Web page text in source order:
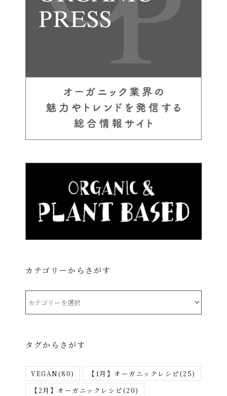
カテゴリーからさがす
ー
ら
タグからさがす
VEGAN(80) 【1月】オーガニックレシピ(25)
【2月】オーガニックレシピ(20)